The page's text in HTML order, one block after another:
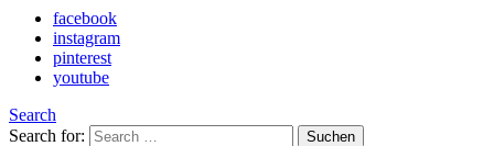
facebook
instagram
pinterest
youtube
Search
Search for:
Suchen